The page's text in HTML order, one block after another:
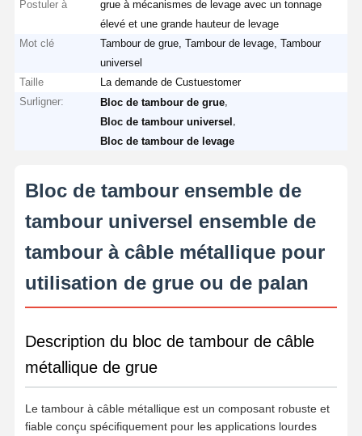
Postuler à
grue à mécanismes de levage avec un tonnage
élevé et une grande hauteur de levage
Mot clé
Tambour de grue, Tambour de levage, Tambour
universel
Taille
La demande de Custuestomer
Surligner:
Bloc de tambour de grue
Bloc de tambour universel
Bloc de tambour de levage
Bloc de tambour ensemble de
tambour universel ensemble de
tambour à câble métallique pour
utilisation de grue ou de palan
Description du bloc de tambour de câble
métallique de grue
Le tambour à câble métallique est un composant robuste et
fiable conçu spécifiquement pour les applications lourdes